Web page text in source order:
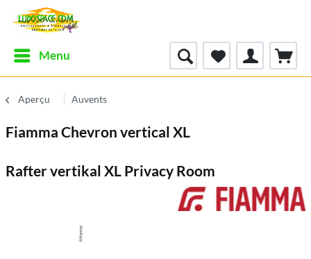
Menu
Aperçu Auvents
Fiamma Chevron vertical XL
Rafter vertikal XL Privacy Room